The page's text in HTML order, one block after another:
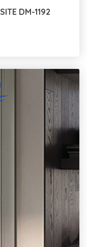
DM-1192